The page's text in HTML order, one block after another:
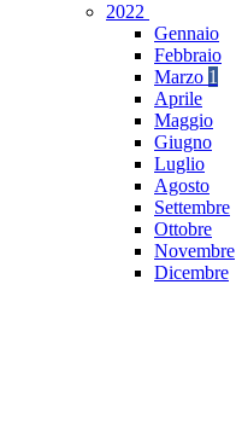
2022
Gennaio
Febbraio
Marzo 1
Aprile
Maggio
Giugno
Luglio
Agosto
Settembre
Ottobre
Novembre
Dicembre